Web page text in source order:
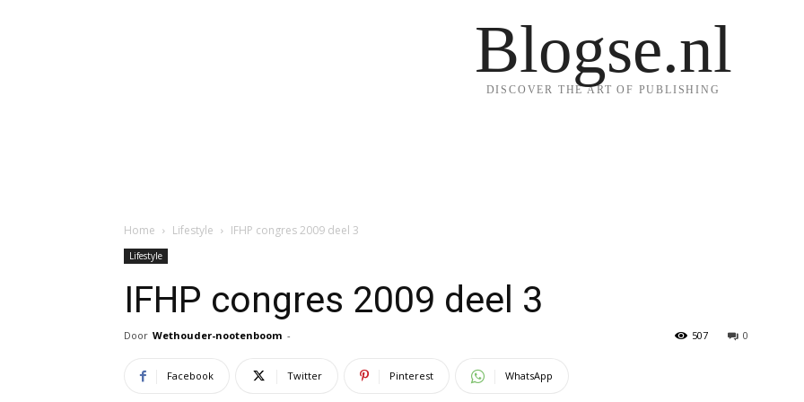
Blogse.nl
DISCOVER THE ART OF PUBLISHING
Home Lifestyle IFHP congres 2009 deel 3
Lifestyle
IFHP congres 2009 deel 3
Door Wethouder-nootenboom - 0
507
Facebook Twitter Pinterest WhatsApp